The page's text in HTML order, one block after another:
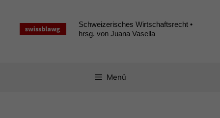
springen
Schweizerisches Wirtschaftsrecht •
hrsg. von Juana Vasella
Menü